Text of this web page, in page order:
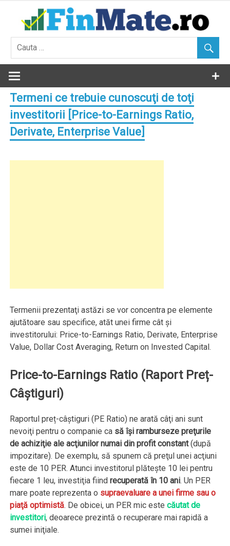
content
Termeni ce trebuie cunoscuţi de toţi
investitorii [Price-to-Earnings Ratio,
Derivate, Enterprise Value]
Termenii prezentaţi astăzi se vor concentra pe elemente
ajutătoare sau specifice, atăt unei firme cât şi
investitorului: Price-to-Earnings Ratio, Derivate, Enterprise
Value, Dollar Cost Averaging, Return on Invested Capital.
Price-to-Earnings Ratio (Raport Preț-
Câștiguri)
Raportul preț-câștiguri (PE Ratio) ne arată câţi ani sunt
nevoiţi pentru o companie ca să îşi ramburseze preţurile
de achiziţie ale acţiunilor numai din profit constant(după
impozitare). De exemplu, să spunem că preţul unei acţiuni
este de 10 PER. Atunci investitorul plăteşte 10 lei pentru
fiecare 1 leu, investiţia fiindrecuperată în 10 ani. Un PER
mare poate reprezenta o supraevaluare a unei firme sau o
piaţă optimistă. De obicei, un PER mic estecăutat de
investitori, deoarece prezintă o recuperare mai rapidă a
sumei iniţiale.